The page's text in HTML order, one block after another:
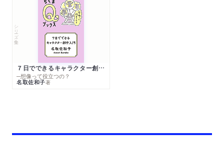
シリーズ・全集
７日でできるキャラクター創作入門
─想像って役立つの？
名取佐和子著